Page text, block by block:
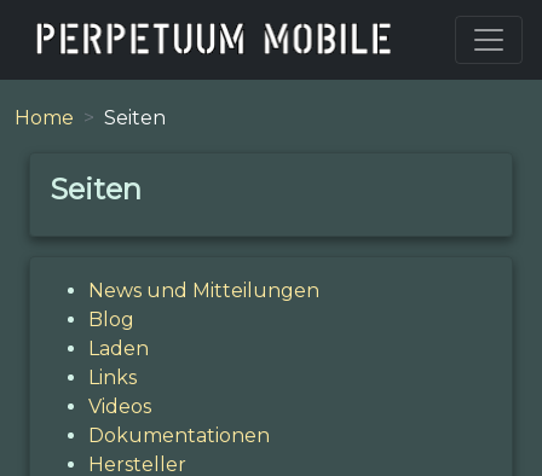
Home Seiten
Seiten
News und Mitteilungen
Blog
Laden
Links
Videos
Dokumentationen
Hersteller